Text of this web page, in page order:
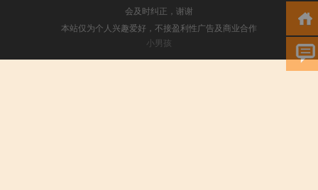
会及时纠正，谢谢
本站仅为个人兴趣爱好，不接盈利性广告及商业合作
小男孩